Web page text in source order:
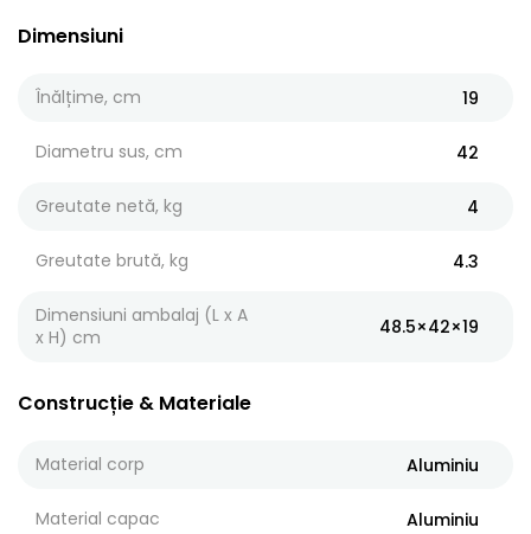
Dimensiuni
Înălțime, cm 19
Diametru sus, cm 42
Greutate netă, kg 4
Greutate brută, kg 4.3
Dimensiuni ambalaj (L x A
x H) cm
48.5×42×19
Construcție & Materiale
Material corp Aluminiu
Material capac Aluminiu